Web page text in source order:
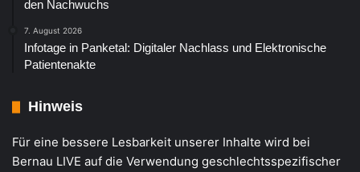
den Nachwuchs
7. August 2026
Infotage in Panketal: Digitaler Nachlass und Elektronische
Patientenakte
Hinweis
Für eine bessere Lesbarkeit unserer Inhalte wird bei
Bernau LIVE auf die Verwendung geschlechtsspezifischer